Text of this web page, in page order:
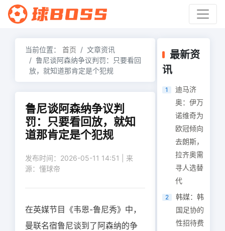
当前位置： 首页
文章资讯
鲁尼谈阿森纳争议判罚：只要看回
放，就知道那肯定是个犯规
鲁尼谈阿森纳争议判
罚：只要看回放，就知
道那肯定是个犯规
发布时间：2026-05-11 14:51 | 来
源：懂球帝
在英媒节目《韦恩-鲁尼秀》中，
曼联名宿鲁尼谈到了阿森纳的争
最新资
讯
1
迪马济
奥：伊万
诺维奇为
欧冠倾向
去朗斯，
拉齐奥需
寻人选替
代
2
韩媒：韩
国足协的
性招待费